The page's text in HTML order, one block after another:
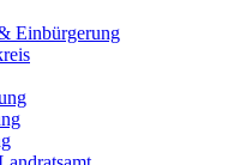
Einbürgerung